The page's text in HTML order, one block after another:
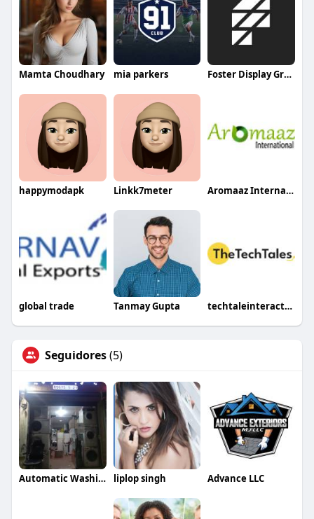
Mamta Choudhary mia parkers Foster Display Group
happymodapk Linkk7meter Aromaaz International
global trade Tanmay Gupta techtaleinteractive
Seguidores(5)
Automatic Washing Maintenance liplop singh Advance LLC